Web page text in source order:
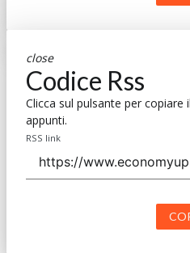
close
Codice Rss
Clicca sul pulsante per copiare
appunti.
RSS link